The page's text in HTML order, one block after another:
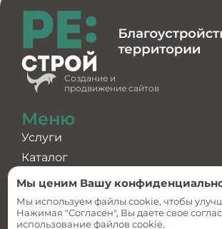
Создание и
продвижение сайтов
Меню
Услуги
Каталог
О компании
Примеры работ
Мы ценим Вашу
Мы используем файлы cookie, чтобы
Нажимая "Согласен", Вы даете свое
использование файлов cookie.